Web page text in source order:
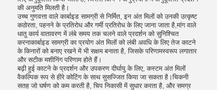
की अनुमति मिलती है।
उच्च गुणवत्ता वाले कार्बाइड सामग्री से निर्मित, इन अंत मिलों को उनकी उत्कृष्ट
कठोरता, पहनने के प्रतिरोध और गर्मी प्रतिरोध के लिए जाना जाता है,मांग वाले
धातु कार्य वातावरण में लंबे समय तक चलने वाले प्रदर्शन को सुनिश्चित
करनाकार्बाइड सामग्री का प्रयोग अंत मिलों को लंबी अवधि के लिए तेज काटने
के किनारों को बनाए रखने में भी सक्षम बनाता है, जिसके परिणामस्वरूप लगातार
और सटीक मशीनिंग परिणाम होते हैं।
बढ़ी हुई काटने के प्रदर्शन और उपकरण दीर्घायु के लिए, कस्टम अंत मिलों
वैकल्पिक रूप से हीरे कोटिंग के साथ सुसज्जित किया जा सकता है।चिकनी
सतह जो घर्षण को कम करती है, चिप निकासी में सुधार करता है, और समग्र